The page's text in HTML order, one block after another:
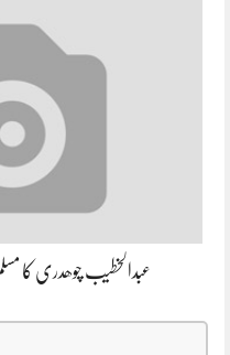
عبدالخطیب چوھدری کا